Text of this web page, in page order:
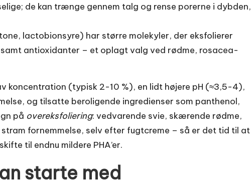
de kan trænge gennem talg og rense porerne i dybden,
lactobionsyre) har større molekyler, der eksfolierer
antioxidanter – et oplagt valg ved rødme, rosacea-
koncentration (typisk 2-10 %), en lidt højere pH (≈3,5-4),
og tilsatte beroligende ingredienser som panthenol,
på overeksfoliering: vedvarende svie, skærende rødme,
fornemmelse, selv efter fugtcreme – så er det tid til at
til endnu mildere PHA’er.
starte med